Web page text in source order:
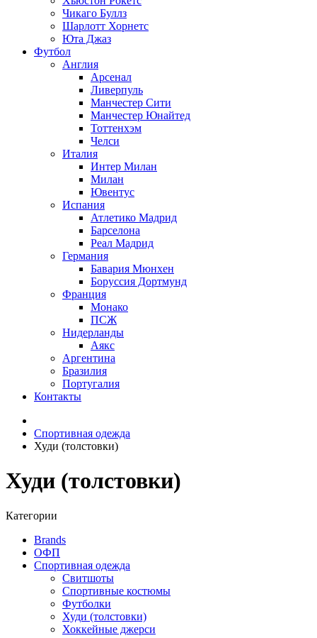
Чикаго Буллз
Шарлотт Хорнетс
Юта Джаз
Футбол
Англия
Арсенал
Ливерпуль
Манчестер Сити
Манчестер Юнайтед
Тоттенхэм
Челси
Италия
Интер Милан
Милан
Ювентус
Испания
Атлетико Мадрид
Барселона
Реал Мадрид
Германия
Бавария Мюнхен
Боруссия Дортмунд
Франция
Монако
ПСЖ
Нидерланды
Аякс
Аргентина
Бразилия
Португалия
Контакты
Спортивная одежда
Худи (толстовки)
Худи (толстовки)
Категории
Brands
ОФП
Спортивная одежда
Свитшоты
Спортивные костюмы
Футболки
Худи (толстовки)
Хоккейные джерси